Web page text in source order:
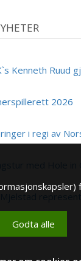
Kenneth Ruud
2026
i regi av
Godta alle